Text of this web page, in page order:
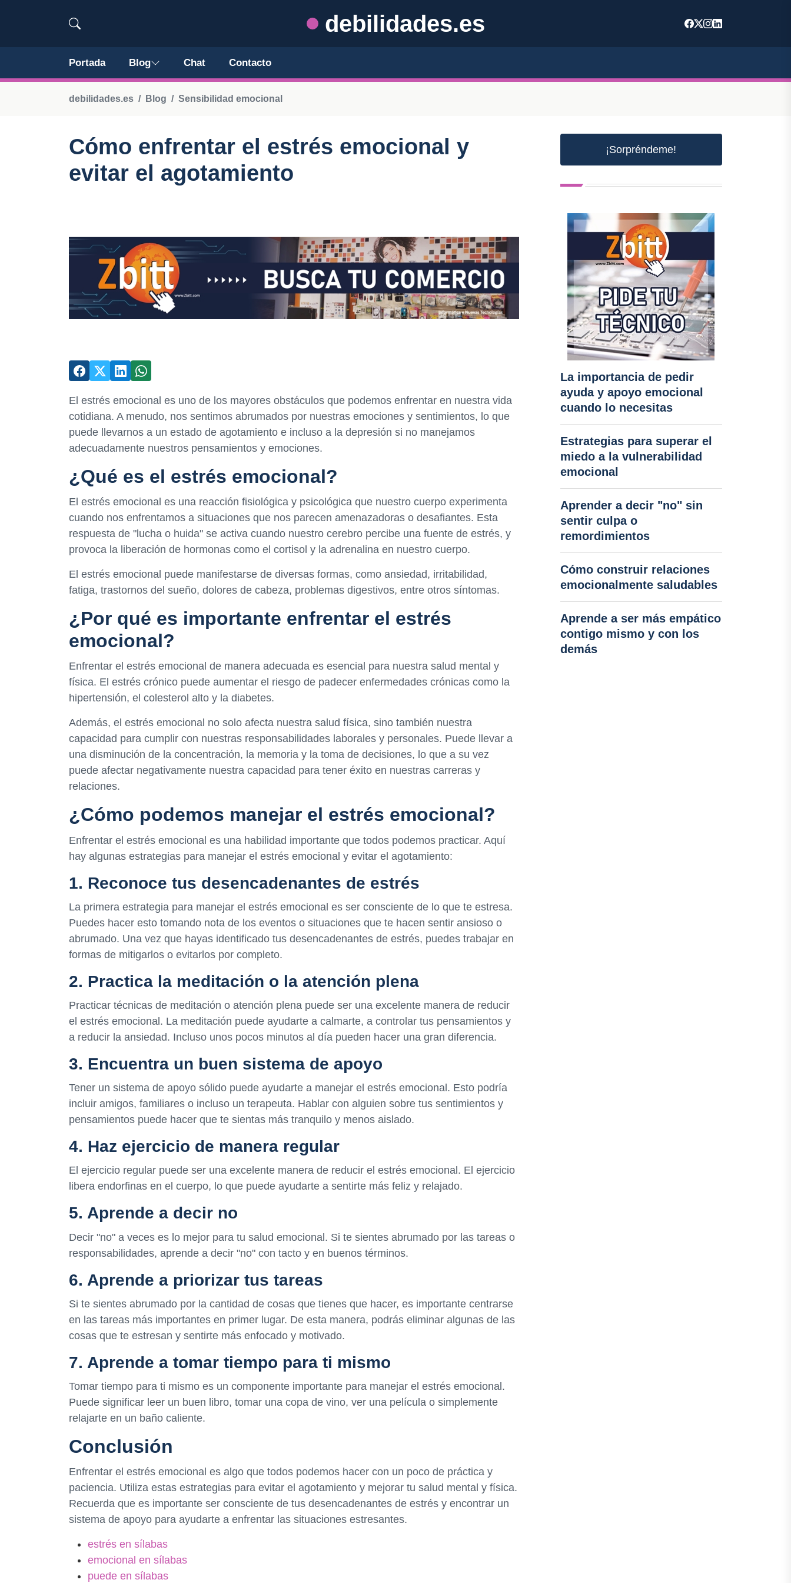
debilidades.es
Portada Blog Chat Contacto
debilidades.es Blog Sensibilidad emocional
Cómo enfrentar el estrés emocional y
evitar el agotamiento
El estrés emocional es uno de los mayores obstáculos que podemos enfrentar en nuestra vida
cotidiana. A menudo, nos sentimos abrumados por nuestras emociones y sentimientos, lo que
puede llevarnos a un estado de agotamiento e incluso a la depresión si no manejamos
adecuadamente nuestros pensamientos y emociones.
¿Qué es el estrés emocional?
El estrés emocional es una reacción fisiológica y psicológica que nuestro cuerpo experimenta
cuando nos enfrentamos a situaciones que nos parecen amenazadoras o desafiantes. Esta
respuesta de "lucha o huida" se activa cuando nuestro cerebro percibe una fuente de estrés, y
provoca la liberación de hormonas como el cortisol y la adrenalina en nuestro cuerpo.
El estrés emocional puede manifestarse de diversas formas, como ansiedad, irritabilidad,
fatiga, trastornos del sueño, dolores de cabeza, problemas digestivos, entre otros síntomas.
¿Por qué es importante enfrentar el estrés
emocional?
Enfrentar el estrés emocional de manera adecuada es esencial para nuestra salud mental y
física. El estrés crónico puede aumentar el riesgo de padecer enfermedades crónicas como la
hipertensión, el colesterol alto y la diabetes.
Además, el estrés emocional no solo afecta nuestra salud física, sino también nuestra
capacidad para cumplir con nuestras responsabilidades laborales y personales. Puede llevar a
una disminución de la concentración, la memoria y la toma de decisiones, lo que a su vez
puede afectar negativamente nuestra capacidad para tener éxito en nuestras carreras y
relaciones.
¿Cómo podemos manejar el estrés emocional?
Enfrentar el estrés emocional es una habilidad importante que todos podemos practicar. Aquí
hay algunas estrategias para manejar el estrés emocional y evitar el agotamiento:
1. Reconoce tus desencadenantes de estrés
La primera estrategia para manejar el estrés emocional es ser consciente de lo que te estresa.
Puedes hacer esto tomando nota de los eventos o situaciones que te hacen sentir ansioso o
abrumado. Una vez que hayas identificado tus desencadenantes de estrés, puedes trabajar en
formas de mitigarlos o evitarlos por completo.
2. Practica la meditación o la atención plena
Practicar técnicas de meditación o atención plena puede ser una excelente manera de reducir
el estrés emocional. La meditación puede ayudarte a calmarte, a controlar tus pensamientos y
a reducir la ansiedad. Incluso unos pocos minutos al día pueden hacer una gran diferencia.
3. Encuentra un buen sistema de apoyo
Tener un sistema de apoyo sólido puede ayudarte a manejar el estrés emocional. Esto podría
incluir amigos, familiares o incluso un terapeuta. Hablar con alguien sobre tus sentimientos y
pensamientos puede hacer que te sientas más tranquilo y menos aislado.
4. Haz ejercicio de manera regular
El ejercicio regular puede ser una excelente manera de reducir el estrés emocional. El ejercicio
libera endorfinas en el cuerpo, lo que puede ayudarte a sentirte más feliz y relajado.
5. Aprende a decir no
Decir "no" a veces es lo mejor para tu salud emocional. Si te sientes abrumado por las tareas o
responsabilidades, aprende a decir "no" con tacto y en buenos términos.
6. Aprende a priorizar tus tareas
Si te sientes abrumado por la cantidad de cosas que tienes que hacer, es importante centrarse
en las tareas más importantes en primer lugar. De esta manera, podrás eliminar algunas de las
cosas que te estresan y sentirte más enfocado y motivado.
7. Aprende a tomar tiempo para ti mismo
Tomar tiempo para ti mismo es un componente importante para manejar el estrés emocional.
Puede significar leer un buen libro, tomar una copa de vino, ver una película o simplemente
relajarte en un baño caliente.
Conclusión
Enfrentar el estrés emocional es algo que todos podemos hacer con un poco de práctica y
paciencia. Utiliza estas estrategias para evitar el agotamiento y mejorar tu salud mental y física.
Recuerda que es importante ser consciente de tus desencadenantes de estrés y encontrar un
sistema de apoyo para ayudarte a enfrentar las situaciones estresantes.
estrés en sílabas
emocional en sílabas
puede en sílabas
¡Sorpréndeme!
La importancia de pedir
ayuda y apoyo emocional
cuando lo necesitas
Estrategias para superar el
miedo a la vulnerabilidad
emocional
Aprender a decir "no" sin
sentir culpa o
remordimientos
Cómo construir relaciones
emocionalmente saludables
Aprende a ser más empático
contigo mismo y con los
demás